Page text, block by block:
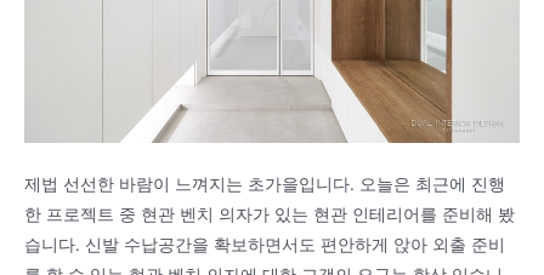
제법 선선한 바람이 느껴지는 초가을입니다. 오늘은 최근에 진행
한 프로젝트 중 현관 벤치 의자가 있는 현관 인테리어를 준비해 봤
습니다. 신발 수납공간을 확보하면서도 편안하게 앉아 외출 준비